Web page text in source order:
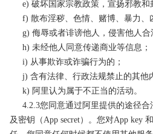
e) 破坏国家宗教政策，宣扬邪教和
f) 散布淫秽、色情、赌博、暴力、
g) 侮辱或者诽谤他人，侵害他人合
h) 未经他人同意传递商业等信息；
i) 从事欺诈或诈骗行为的；
j) 含有法律、行政法规禁止的其他
k) 阿里认为属于不正当的活动。
4.2.3您同意通过阿里提供的途径合
及密钥（App secret）。您对App key